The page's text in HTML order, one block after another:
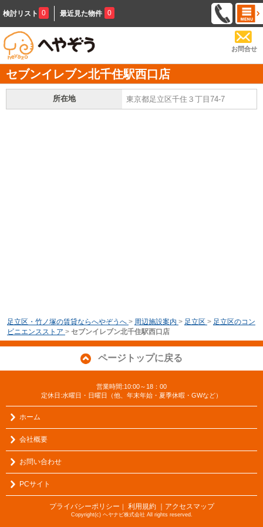
検討リスト 0 最近見た物件 0
お問合せ
セブンイレブン北千住駅西口店
所在地 東京都足立区千住３丁目74-7
足立区・竹ノ塚の賃貸ならへやぞうへ > 周辺施設案内 > 足立区 > 足立区のコン
ビニエンスストア > セブンイレブン北千住駅西口店
ページトップに戻る
営業時間:10:00～18：00
定休日:水曜日・日曜日（他、年末年始・夏季休暇・GWなど）
ホーム
会社概要
お問い合わせ
PCサイト
プライバシーポリシー 利用規約 ｜アクセスマップ
Copyright(c) ヘヤナビ株式会社 All rights reserved.